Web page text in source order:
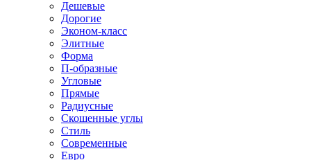
Дешевые
Дорогие
Эконом-класс
Элитные
Форма
П-образные
Угловые
Прямые
Радиусные
Скошенные углы
Стиль
Современные
Евро